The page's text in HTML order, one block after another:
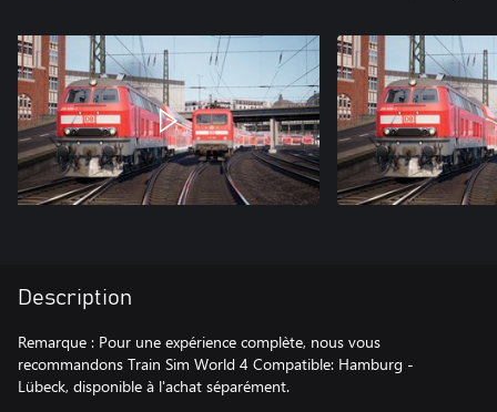
Description
Remarque : Pour une expérience complète, nous vous
recommandons Train Sim World 4 Compatible: Hamburg -
Lübeck, disponible à l'achat séparément.